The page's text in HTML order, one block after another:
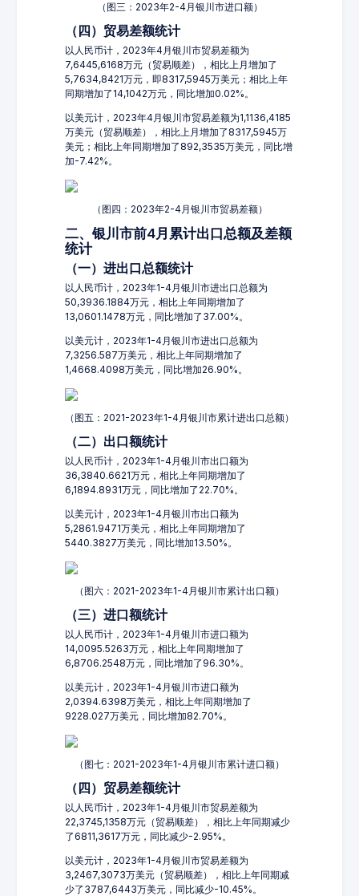
（图三：2023年2-4月银川市进口额）
（四）贸易差额统计
以人民币计，2023年4月银川市贸易差额为
7,6445,6168万元（贸易顺差），相比上月增加了
5,7634,8421万元，即8317,5945万美元；相比上年
同期增加了14,1042万元，同比增加0.02%。
以美元计，2023年4月银川市贸易差额为1,1136,4185
万美元（贸易顺差），相比上月增加了8317,5945万
美元；相比上年同期增加了892,3535万美元，同比增
加-7.42%。
（图四：2023年2-4月银川市贸易差额）
二、银川市前4月累计出口总额及差额
统计
（一）进出口总额统计
以人民币计，2023年1-4月银川市进出口总额为
50,3936.1884万元，相比上年同期增加了
13,0601.1478万元，同比增加了37.00%。
以美元计，2023年1-4月银川市进出口总额为
7,3256.587万美元，相比上年同期增加了
1,4668.4098万美元，同比增加26.90%。
（图五：2021-2023年1-4月银川市累计进出口总额）
（二）出口额统计
以人民币计，2023年1-4月银川市出口额为
36,3840.6621万元，相比上年同期增加了
6,1894.8931万元，同比增加了22.70%。
以美元计，2023年1-4月银川市出口额为
5,2861.9471万美元，相比上年同期增加了
5440.3827万美元，同比增加13.50%。
（图六：2021-2023年1-4月银川市累计出口额）
（三）进口额统计
以人民币计，2023年1-4月银川市进口额为
14,0095.5263万元，相比上年同期增加了
6,8706.2548万元，同比增加了96.30%。
以美元计，2023年1-4月银川市进口额为
2,0394.6398万美元，相比上年同期增加了
9228.027万美元，同比增加82.70%。
（图七：2021-2023年1-4月银川市累计进口额）
（四）贸易差额统计
以人民币计，2023年1-4月银川市贸易差额为
22,3745,1358万元（贸易顺差），相比上年同期减少
了6811,3617万元，同比减少-2.95%。
以美元计，2023年1-4月银川市贸易差额为
3,2467,3073万美元（贸易顺差），相比上年同期减
少了3787,6443万美元，同比减少-10.45%。